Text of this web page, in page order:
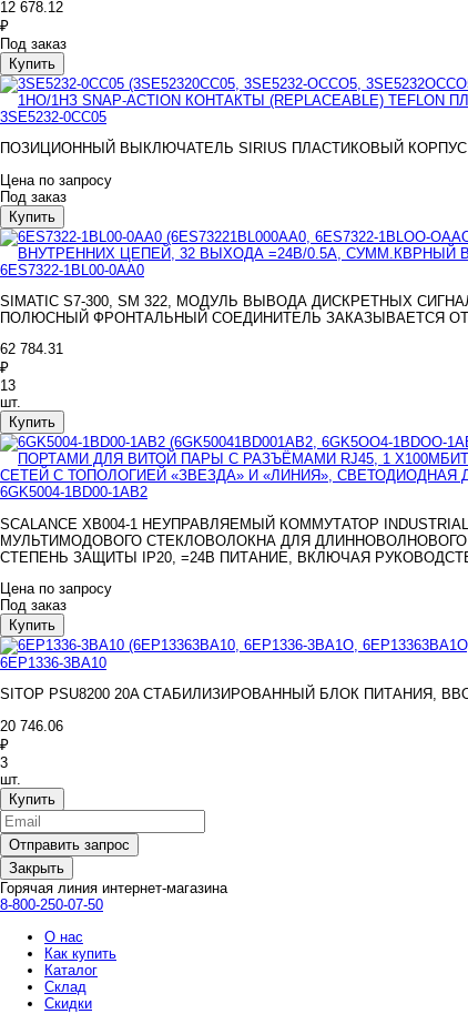
12 678.12
₽
Под заказ
3SE5232-0CC05
ПОЗИЦИОННЫЙ ВЫКЛЮЧАТЕЛЬ SIRIUS ПЛАСТИКОВЫЙ КОРПУС В
Цена по запросу
Под заказ
6ES7322-1BL00-0AA0
SIMATIC S7-300, SM 322, МОДУЛЬ ВЫВОДА ДИСКРЕТНЫХ
ПОЛЮСНЫЙ ФРОНТАЛЬНЫЙ СОЕДИНИТЕЛЬ ЗАКАЗЫВАЕТСЯ
62 784.31
₽
13
шт.
6GK5004-1BD00-1AB2
SCALANCE XB004-1 НЕУПРАВЛЯЕМЫЙ КОММУТАТОР
МУЛЬТИМОДОВОГО СТЕКЛОВОЛОКНА ДЛЯ
СТЕПЕНЬ ЗАЩИТЫ IP20, =24В ПИТАНИЕ, ВКЛЮЧАЯ
Цена по запросу
Под заказ
6EP1336-3BA10
SITOP PSU8200 20A СТАБИЛИЗИРОВАННЫЙ БЛОК ПИТАНИЯ,
20 746.06
₽
3
шт.
Закрыть
Горячая линия интернет-магазина
8-800-250-07-50
О нас
Как купить
Каталог
Склад
Скидки